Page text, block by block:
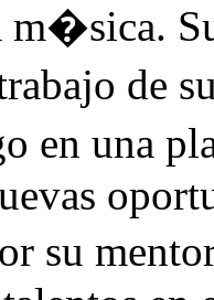
m�sica.
de
en una
su